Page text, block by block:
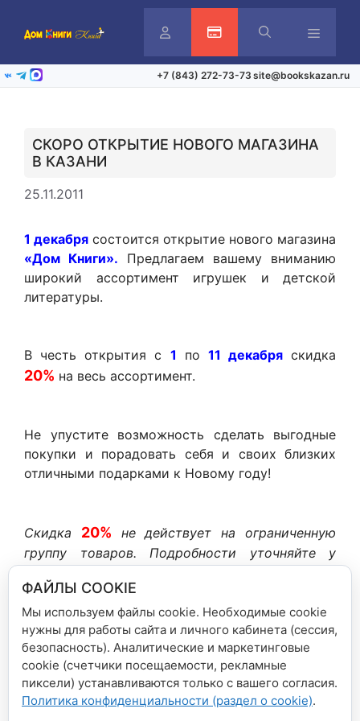
ЛичныйАктивация карты
ВКонтакте
Telegram
Max +7 (843) 272-73-73 site@bookskazan.ru
СКОРО ОТКРЫТИЕ НОВОГО МАГАЗИНА
В КАЗАНИ
25.11.2011
1 декабря состоится открытие нового магазина
«Дом Книги». Предлагаем вашему вниманию
широкий ассортимент игрушек и детской
литературы.
В честь открытия с 1 по 11 декабряскидка
20% на весь ассортимент.
Не упустите возможность сделать выгодные
покупки и порадовать себя и своих близких
отличными подарками к Новому году!
Скидка 20% не действует на ограниченную
группу товаров. Подробности уточняйте у
Рубрики
Новости сети магазинов
Внимание! Акция от издательства «Росмэн»
Новогодние акции в сети магазинов «Дом
ФАЙЛЫ COOKIE
Мы используем файлы cookie. Необходимые cookie
нужны для работы сайта и личного кабинета (сессия,
безопасность). Аналитические и маркетинговые
cookie (счетчики посещаемости, рекламные
пиксели) устанавливаются только с вашего согласия.
Политика конфиденциальности (раздел о cookie).